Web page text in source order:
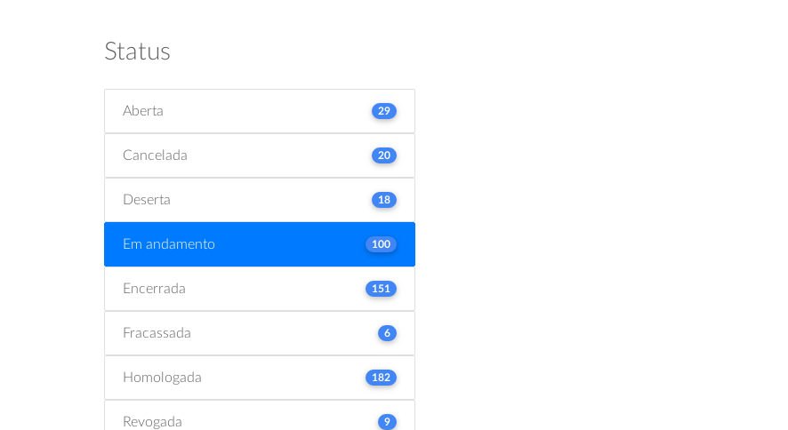
Status
Aberta 29
Cancelada 20
Deserta 18
Em andamento 100
Encerrada 151
Fracassada 6
Homologada 182
Revogada 9